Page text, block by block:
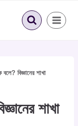
বলে? বিজ্ঞানের শাখা
শাখা